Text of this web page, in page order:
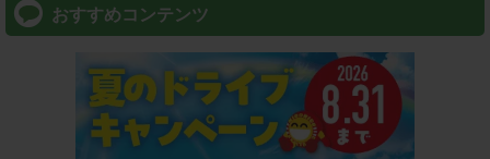
おすすめコンテンツ